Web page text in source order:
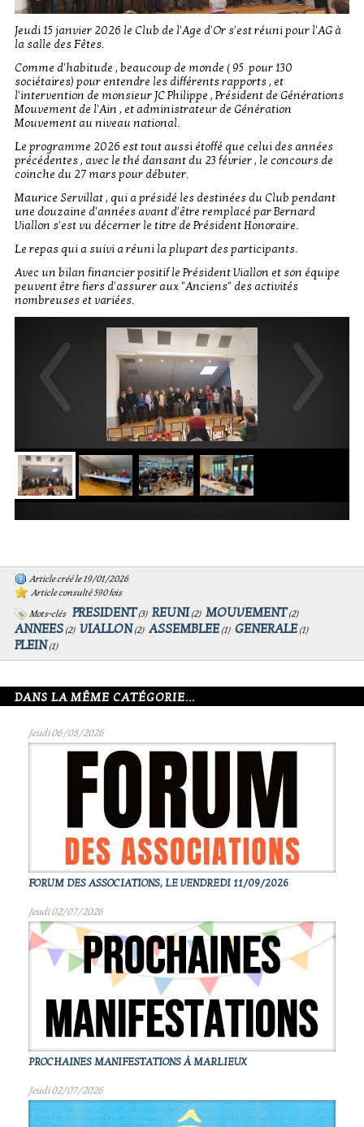
Jeudi 15 janvier 2026 le Club de l'Age d'Or s'est réuni pour l'AG à
la salle des Fêtes.
Comme d'habitude , beaucoup de monde ( 95 pour 130
sociétaires) pour entendre les différents rapports , et
l'intervention de monsieur JC Philippe , Président de Générations
Mouvement de l'Ain , et administrateur de Génération
Mouvement au niveau national.
Le programme 2026 est tout aussi étoffé que celui des années
précédentes , avec le thé dansant du 23 février , le concours de
coinche du 27 mars pour débuter.
Maurice Servillat , qui a présidé les destinées du Club pendant
une douzaine d'années avant d'être remplacé par Bernard
Viallon s'est vu décerner le titre de Président Honoraire.
Le repas qui a suivi a réuni la plupart des participants.
Avec un bilan financier positif le Président Viallon et son équipe
peuvent être fiers d'assurer aux "Anciens" des activités
nombreuses et variées.
Article créé le 19/01/2026
Article consulté 590 fois
Mots-clés
PRESIDENT(3) REUNI (2) MOUVEMENT(2)
ANNEES (2) VIALLON (2) ASSEMBLEE (1) GENERALE (1)
PLEIN (1)
DANS LA MÊME CATÉGORIE...
Jeudi 06/08/2026
FORUM DES ASSOCIATIONS, LE VENDREDI 11/09/2026
Jeudi 02/07/2026
PROCHAINES MANIFESTATIONS À MARLIEUX
Jeudi 02/07/2026